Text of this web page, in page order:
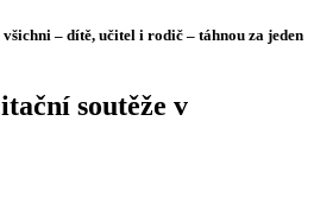
– dítě, učitel i rodič – táhnou za jeden
soutěže v